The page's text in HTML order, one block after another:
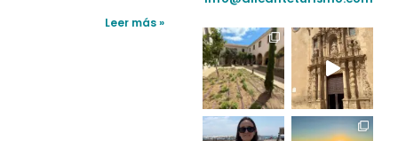
éxito un
simulacro de socorrismo
reforzar el
Leer más »